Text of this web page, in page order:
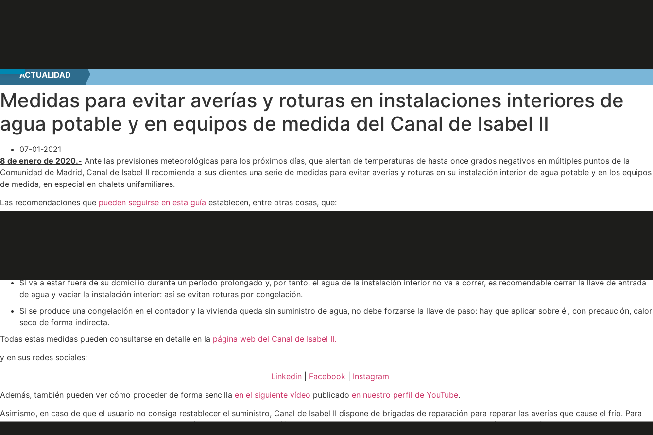
Ir
contenido
ACTUALIDAD
Medidas para evitar averías y roturas en instalaciones interiores de
agua potable y en equipos de medida del Canal de Isabel II
07-01-2021
8 de enero de 2020.- Ante las previsiones meteorológicas para los próximos días, que alertan de temperaturas de hasta once grados negativos en múltiples puntos de la
Comunidad de Madrid, Canal de Isabel II recomienda a sus clientes una serie de medidas para evitar averías y roturas en su instalación interior de agua potable y en los equipos
de medida, en especial en chalets unifamiliares.
Las recomendaciones que pueden seguirse en esta guía establecen, entre otras cosas, que:
Si va a estar fuera de su domicilio durante un período prolongado y, por tanto, el agua de la instalación interior no va a correr, es recomendable cerrar la llave de entrada
de agua y vaciar la instalación interior: así se evitan roturas por congelación.
Si se produce una congelación en el contador y la vivienda queda sin suministro de agua, no debe forzarse la llave de paso: hay que aplicar sobre él, con precaución, calor
seco de forma indirecta.
Todas estas medidas pueden consultarse en detalle en la página web del Canal de Isabel II.
y en sus redes sociales:
Linkedin
Facebook
Instagram
Además, también pueden ver cómo proceder de forma sencilla en el siguiente vídeo publicado en nuestro perfil de YouTube.
Asimismo, en caso de que el usuario no consiga restablecer el suministro, Canal de Isabel II dispone de brigadas de reparación para reparar las averías que cause el frío. Para
comunicar estas incidencias, Canal pone a disposición de los usuarios el teléfono gratuito 900 365 365, disponible las 24 horas del día, los 365 días del año. Para agilizar las